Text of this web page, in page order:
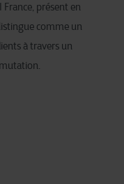
consulter
France, présent en
comme un
à travers un